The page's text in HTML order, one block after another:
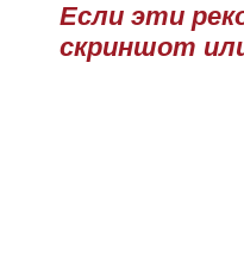
Если эти
скриншот